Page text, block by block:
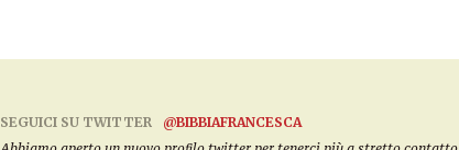
SEGUICI SU TWITTER
@BIBBIAFRANCESCA